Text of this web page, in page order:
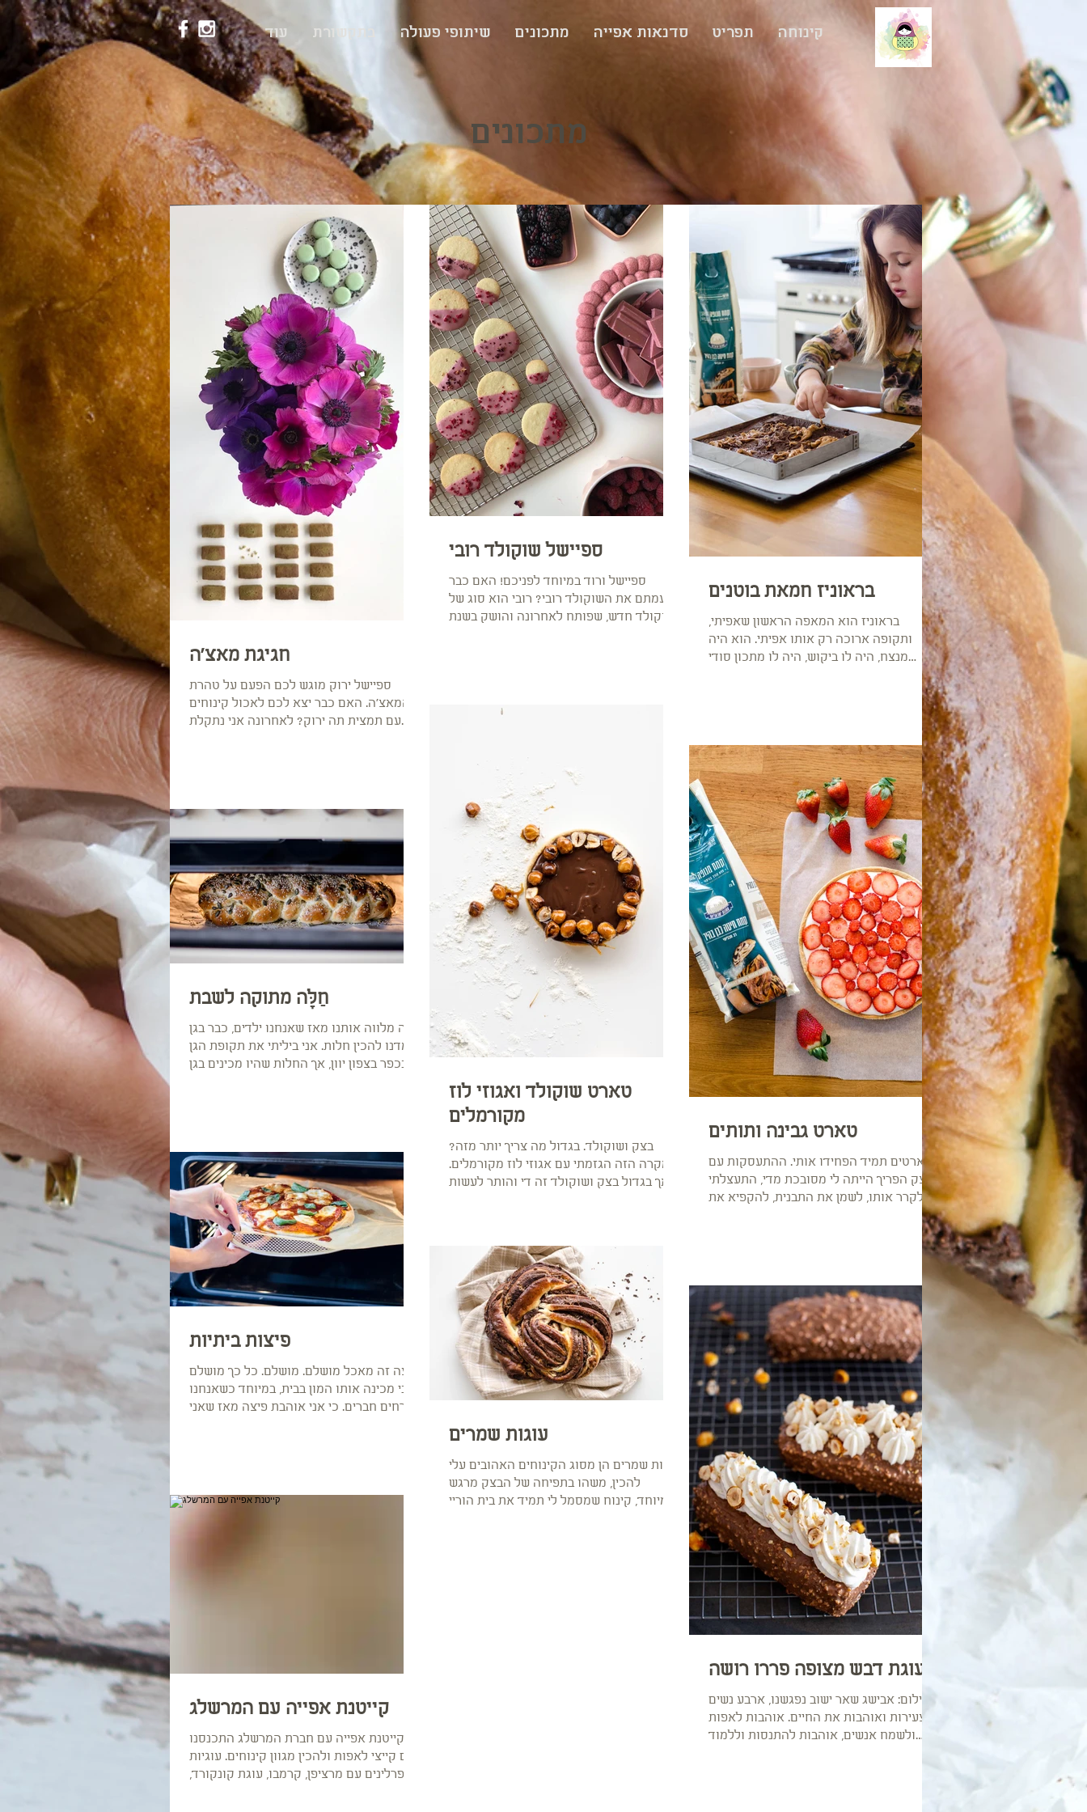
קינוחה תפריט סדנאות אפייה מתכונים שיתופי פעולה בתקשורת עוד
מתכונים
חגיגת מאצ׳ה
ספיישל ירוק מוגש לכם הפעם על טהרת
המאצ׳ה. האם כבר יצא לכם לאכול קינוחים
עם תמצית תה ירוק? לאחרונה אני נתקלת
ספיישל שוקולד רובי
ספיישל ורוד במיוחד לפניכם! האם כבר
טעמתם את השוקולד רובי? רובי הוא סוג של
שוקולד חדש, שפותח לאחרונה והושק בשנת
בראוניז חמאת בוטנים
בראוניז הוא המאפה הראשון שאפיתי,
ותקופה ארוכה רק אותו אפיתי. הוא היה
מנצח, היה לו ביקוש, היה לו מתכון סודי
חַלָּה מתוקה לשבת
חַלָּה מלווה אותנו מאז שאנחנו ילדים, כבר בגן
למדנו להכין חלות. אני ביליתי את תקופת הגן
בכפר בצפון יוון, אך החלות שהיו מכינים בגן
טארט שוקולד ואגוזי לוז
מקורמלים
בצק ושוקולד. בגדול מה צריך יותר מזה?
במקרה הזה הגזמתי עם אגוזי לוז מקורמלים.
אך בגדול בצק ושוקולד זה די והותר לעשות
טארט גבינה ותותים
טארטים תמיד הפחידו אותי. ההתעסקות עם
הבצק הפריך הייתה לי מסובכת מדי, התעצלתי
לקרר אותו, לשמן את התבנית, להקפיא את
פיצות ביתיות
פיצה זה מאכל מושלם. מושלם. כל כך מושלם
שאני מכינה אותו המון בבית, במיוחד כשאנחנו
מארחים חברים. כי אני אוהבת פיצה מאז שאני
עוגות שמרים
עוגות שמרים הן מסוג הקינוחים האהובים עלי
להכין, משהו בתפיחה של הבצק מרגש
במיוחד, קינוח שמסמל לי תמיד את בית הוריי
עוגת דבש מצופה פררו רושה
צילום: אבישג שאר ישוב נפגשנו, ארבע נשים
צעירות ואוהבות את החיים. אוהבות לאפות
ולשמח אנשים, אוהבות להתנסות וללמוד
קייטנת אפייה עם המרשלג
קייטנת אפייה עם חברת המרשלג התכנסנו
ביום קייצי לאפות ולהכין מגוון קינוחים. עוגיות
ופרלינים עם מרציפן, קרמבו, עוגת קונקורד,